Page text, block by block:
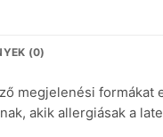
(0)
megjelenési formákat
akik allergiásak a